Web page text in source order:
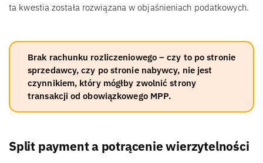
ta kwestia została rozwiązana w objaśnieniach podatkowych.
Brak rachunku rozliczeniowego – czy to po stronie
sprzedawcy, czy po stronie nabywcy, nie jest
czynnikiem, który mógłby zwolnić strony
transakcji od obowiązkowego MPP.
Split payment a potrącenie wierzytelności